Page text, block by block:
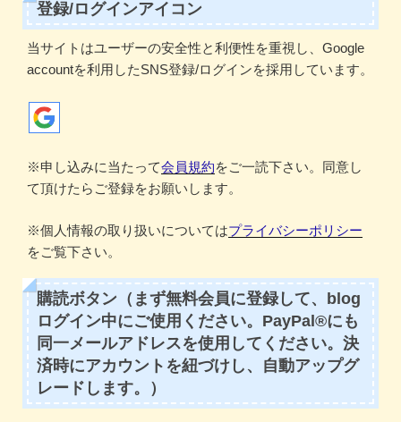
登録/ログインアイコン
当サイトはユーザーの安全性と利便性を重視し、Google
accountを利用したSNS登録/ログインを採用しています。
※申し込みに当たって会員規約をご一読下さい。同意し
て頂けたらご登録をお願いします。
※個人情報の取り扱いについてはプライバシーポリシー
をご覧下さい。
購読ボタン（まず無料会員に登録して、blog
ログイン中にご使用ください。PayPal®にも
同一メールアドレスを使用してください。決
済時にアカウントを紐づけし、自動アップグ
レードします。）